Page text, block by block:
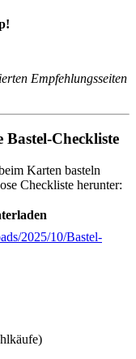
Empfehlungsseiten
Checkliste
Karten basteln
Checkliste herunter:
2025/10/Bastel-